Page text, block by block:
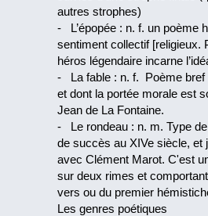
autres strophes)
- L’épopée : n. f. un poème
sentiment collectif [religieux.
héros légendaire incarne
- La fable : n. f. Poème bref
et dont la portée morale est
Jean de La Fontaine.
- Le rondeau : n. m. Type
de succès au XIVe siècle, et
avec Clément Marot. C'est
sur deux rimes et
vers ou du premier
Les genres poétiques